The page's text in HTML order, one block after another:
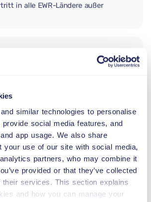
similar technologies to personalise
social media features, and
app usage. We also share
your use of our site with social media,
partners, who may combine it
provided or that they’ve collected
services. This section explains
and how you can manage your
in alle EWR-Ländere außer